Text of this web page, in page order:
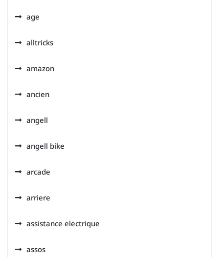
age
alltricks
amazon
ancien
angell
angell bike
arcade
arriere
assistance electrique
assos